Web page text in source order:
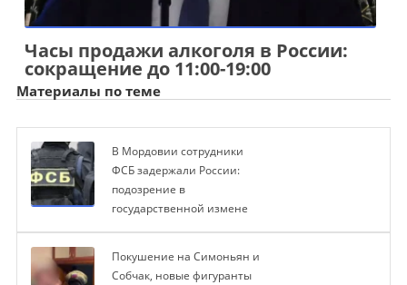
Часы продажи алкоголя в России:
сокращение до 11:00-19:00
Материалы по теме
В Мордовии сотрудники
ФСБ задержали России:
подозрение в
государственной измене
Покушение на Симоньян и
Собчак, новые фигуранты